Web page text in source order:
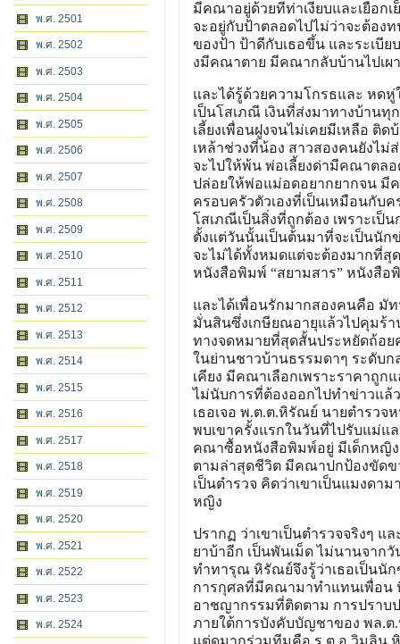
พ.ศ. 2501
พ.ศ. 2502
พ.ศ. 2503
พ.ศ. 2504
พ.ศ. 2505
พ.ศ. 2506
พ.ศ. 2507
พ.ศ. 2508
พ.ศ. 2509
พ.ศ. 2510
พ.ศ. 2511
พ.ศ. 2512
พ.ศ. 2513
พ.ศ. 2514
พ.ศ. 2515
พ.ศ. 2516
พ.ศ. 2517
พ.ศ. 2518
พ.ศ. 2519
พ.ศ. 2520
พ.ศ. 2521
พ.ศ. 2522
พ.ศ. 2523
พ.ศ. 2524
มีคณาอยู่ด้วยทีท่าเงียบและเยือก
จะอยู่กับป้าตลอดไปไม่ว่าจะต้อง
ของป้า ป้าดีกับเธอขึ้น และระเบี
งมีคณาตาย มีคณากลับบ้านไปเผ
และได้รู้ด้วยความโกรธและ หดหู่
เป็นโสเภณี เงินที่ส่งมาทางบ้าน
เลี้ยงเพื่อนฝูงจนไม่เคยมีเหลือ ติ
เหล้าช่วงที่น้อง สาวสองคนยังไ
จะไปให้พ้น พ่อเลี้ยงด่ามีคณาตล
ปล่อยให้พ่อแม่อดอยากยากจน มี
ครอบครัวตัวเองที่เป็นเหมือนกับ
โสเภณีเป็นสิ่งที่ถูกต้อง เพราะเ
ตั้งแต่วันนั้นเป็นต้นมาที่จะเป็นนัก
จะไม่ได้ทั้งหมดแต่จะต้องมากที่สุ
หนังสือพิมพ์ “สยามสาร” หนังสื
และได้เพื่อนรักมากสองคนคือ มั
มั่นสินซึ่งเกษียณอายุแล้วไปคุมร้
ทางจดหมายที่สุดสั้นประหยัดถ้อ
ในย่านชาวบ้านธรรมดาๆ ระดับ
เคียง มีคณาเลือกเพราะราคาถู
ไม่นับการที่ต้องออกไปทำข่าวแล้
เธอเจอ พ.ต.ต.หิรัณย์ นายตำรว
พบเขาครั้งแรกในวันที่ไปรับแม่แ
คณาซื้อหนังสือพิมพ์อยู่ มีเด็กหญิง
ตามล่าสุดชีวิต มีคณาปกป้องขัดข
เป็นตำรวจ คิดว่าเขาเป็นแมงดา
หญิง
ปรากฏ ว่าเขาเป็นตำรวจจริงๆ
ยาบ้าอีก เป็นพันเม็ด ไม่นานจาก
ทำทารุณ หิรัณย์จึงรู้ว่าเธอเป็นนั
การกุศลที่มีคณามาทำแทนเพื่อน
อาชญากรรมที่ติดตาม การปราบ
ภายใต้การบังคับบัญชาของ พล.ต